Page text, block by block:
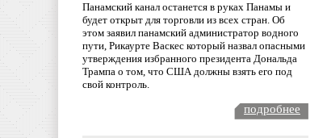
Панамский канал останется в руках Панамы и
будет открыт для торговли из всех стран. Об
этом заявил панамский администратор водного
пути, Рикаурте Васкес который назвал опасными
утверждения избранного президента Дональда
Трампа о том, что США должны взять его под
свой контроль.
подробнее